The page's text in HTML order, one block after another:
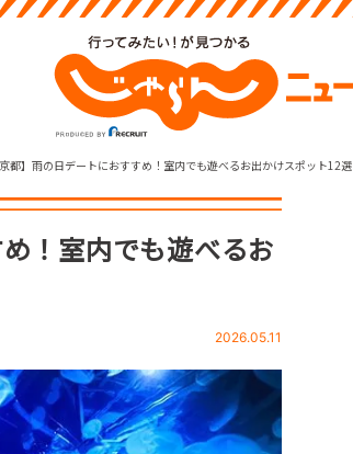
京都】雨の日デートにおすすめ！室内でも遊べるお出かけスポット12選
2026.05.11
！室内でも遊べるお